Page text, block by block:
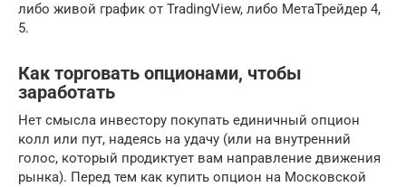
либо живой график от TradingView, либо МетаТрейдер 4,
5.
Как торговать опционами, чтобы
заработать
Нет смысла инвестору покупать единичный опцион
колл или пут, надеясь на удачу (или на внутренний
голос, который продиктует вам направление движения
рынка). Перед тем как купить опцион на Московской